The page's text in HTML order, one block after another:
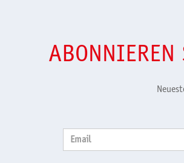
ABONNIEREN
Email